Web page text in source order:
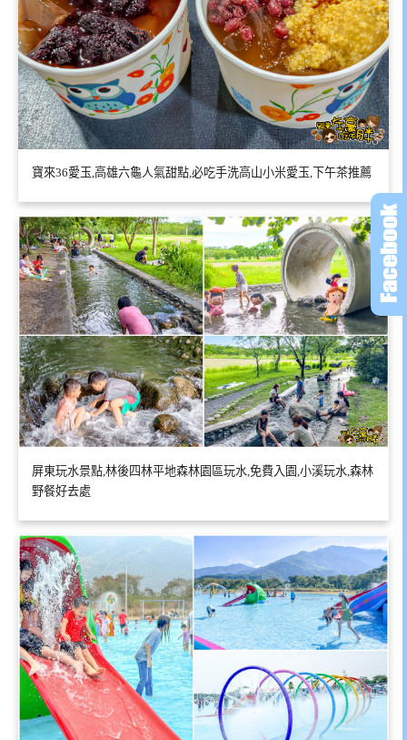
寶來36愛玉,高雄六龜人氣甜點,必吃手洗高山小米愛玉,下午茶推薦
屏東玩水景點,林後四林平地森林園區玩水,免費入園,小溪玩水,森林
野餐好去處